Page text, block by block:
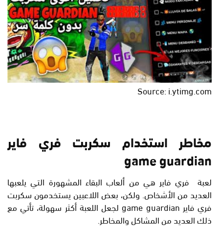
Source: i.ytimg.com
مخاطر استخدام سكربت فري فاير
game guardian
لعبة فري فاير هي من ألعاب البقاء المشهورة التي يلعبها
العديد من الأشخاص. ولكن، بعض اللاعبين يستخدمون سكربت
فري فاير game guardian لجعل اللعبة أكثر سهولة، تأتي مع
ذلك العديد من المشاكل والمخاطر.